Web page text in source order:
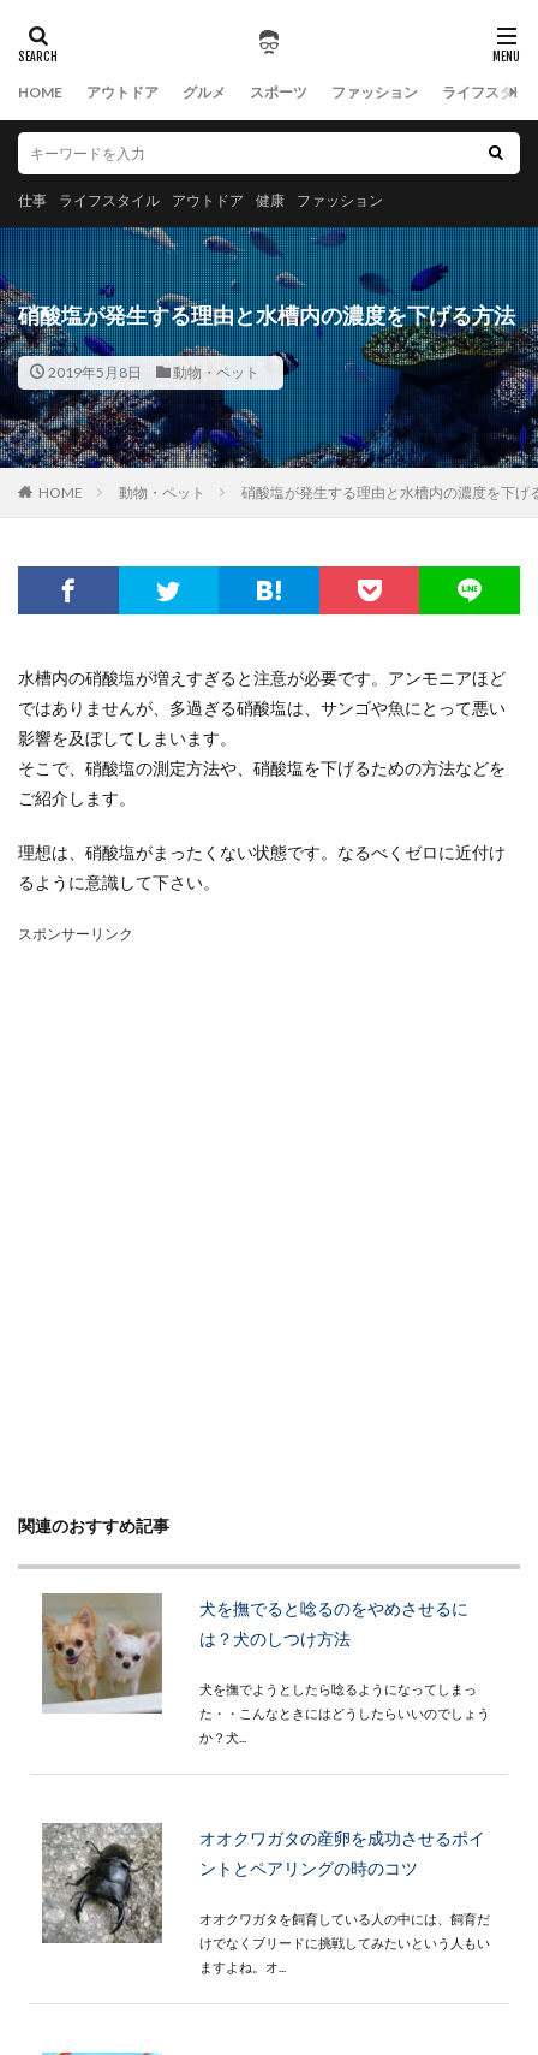
HOME アウトドア グルメ スポーツ ファッション ライフスタイ
仕事 ライフスタイル アウトドア 健康 ファッション
硝酸塩が発生する理由と水槽内の濃度を下げる方法
2019年5月8日 動物・ペット
HOME 動物・ペット 硝酸塩が発生する理由と水槽内の濃度を下げ
水槽内の硝酸塩が増えすぎると注意が必要です。アンモニアほど
ではありませんが、多過ぎる硝酸塩は、サンゴや魚にとって悪い
影響を及ぼしてしまいます。
そこで、硝酸塩の測定方法や、硝酸塩を下げるための方法などを
ご紹介します。
理想は、硝酸塩がまったくない状態です。なるべくゼロに近付け
るように意識して下さい。
スポンサーリンク
関連のおすすめ記事
犬を撫でると唸るのをやめさせるに
は？犬のしつけ方法
犬を撫でようとしたら唸るようになってしまっ
た・・こんなときにはどうしたらいいのでしょう
か？犬...
オオクワガタの産卵を成功させるポイ
ントとペアリングの時のコツ
オオクワガタを飼育している人の中には、飼育だ
けでなくブリードに挑戦してみたいという人もい
ますよね。オ...